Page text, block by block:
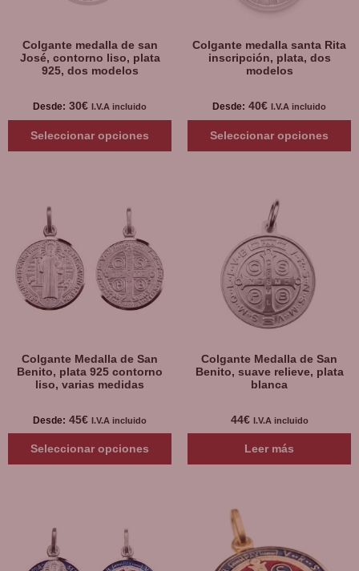
Colgante medalla de san
José, contorno liso, plata
925, dos modelos
Desde: 30€ I.V.A incluido
Seleccionar opciones
Colgante medalla santa Rita
inscripción, plata, dos
modelos
Desde: 40€ I.V.A incluido
Seleccionar opciones
Colgante Medalla de San
Benito, plata 925 contorno
liso, varias medidas
Desde: 45€ I.V.A incluido
Seleccionar opciones
Colgante Medalla de San
Benito, suave relieve, plata
blanca
44€ I.V.A incluido
Leer más